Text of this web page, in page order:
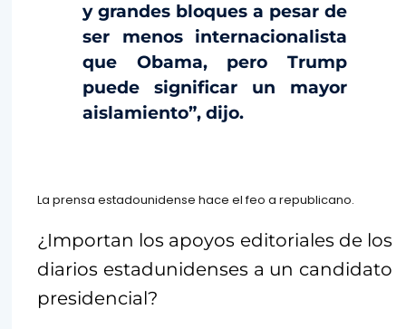
y grandes bloques a pesar de
ser menos internacionalista
que Obama, pero Trump
puede significar un mayor
aislamiento”, dijo.
La prensa estadounidense hace el feo a republicano.
¿Importan los apoyos editoriales de los
diarios estadunidenses a un candidato
presidencial?